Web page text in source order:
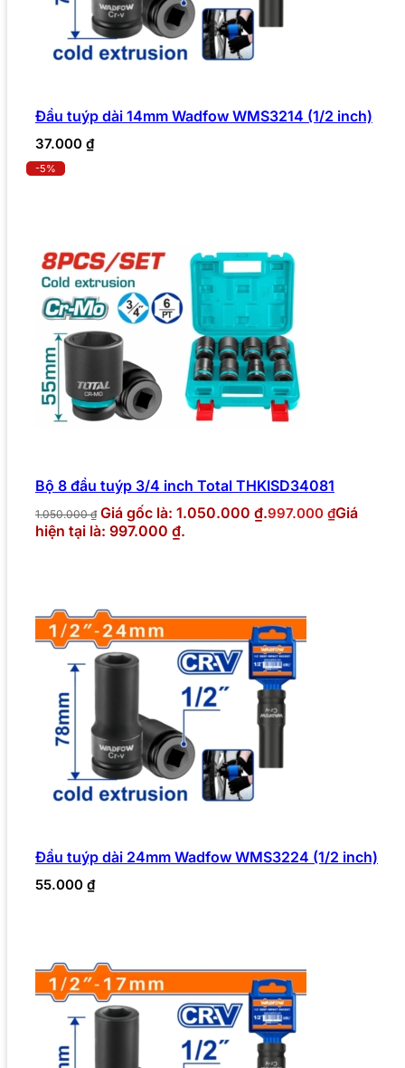
Đầu tuýp dài 14mm Wadfow WMS3214 (1/2 inch)
37.000 ₫
-5%
Bộ 8 đầu tuýp 3/4 inch Total THKISD34081
1.050.000₫ Giá gốc là: 1.050.000 ₫.997.000 ₫Giá
hiện tại là: 997.000 ₫.
Đầu tuýp dài 24mm Wadfow WMS3224 (1/2 inch)
55.000 ₫